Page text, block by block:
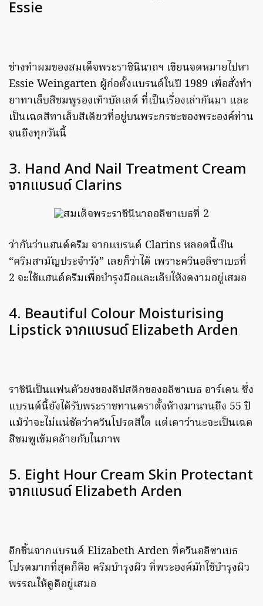
Essie
ช่างทำผมของสมเด็จพระราชินีนาถฯ เขียนจดหมายไปหา
Essie Weingarten ผู้ก่อตั้งแบรนด์ในปี 1989 เพื่อสั่งทำ
ยาทาเล็บสีชมพูรองเท้าบัลเลต์ ที่เป็นเรื่องเล่ากันมา และ
เป็นเฉดสีทาเล็บสีเดียวที่อยู่บนพระกรชะของพระองค์ท่าน
จนถึงทุกวันนี้
3. Hand And Nail Treatment Cream
จากแบรนด์ Clarins
ว่ากันว่าแฮนด์ครีม จากแบรนด์ Clarins หลอดนี้เป็น
“ครีมสามัญประจำวัง” เลยก็ว่าได้ เพราะควีนอลิซาเบธที่
2 จะใช้แฮนด์ครีมเพื่อบำรุงมือและเล็บให้งดงามอยู่เสมอ
4. Beautiful Colour Moisturising
Lipstick จากแบรนด์ Elizabeth Arden
ราชินีเป็นแฟนตัวยงของลิปสติกของอลิซาเบธ อาร์เดน ซึ่ง
แบรนด์นี้ยังได้รับพระราชทานตราตั้งห้างมานานถึง 55 ปี
แม้ว่าจะไม่แน่ชัดว่าควีนโปรดสีใด แต่เดาว่านะจะเป็นเฉด
สีชมพูเข้มคล้ายกับในภาพ
5. Eight Hour Cream Skin Protectant
จากแบรนด์ Elizabeth Arden
อีกชิ้นจากแบรนด์ Elizabeth Arden ที่ควีนอลิซาเบธ
โปรดมากที่สุดก็คือ ครีมบำรุงผิว ที่พระองค์มักใช้บำรุงผิว
พรรณให้ดูดีอยู่เสมอ